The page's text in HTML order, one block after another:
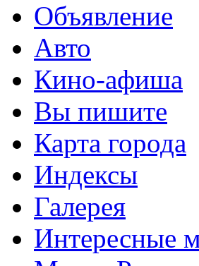
Объявление
Авто
Кино-афиша
Вы пишите
Карта города
Индексы
Галерея
Интересные